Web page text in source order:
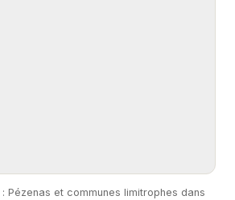
Pézenas et communes limitrophes dans